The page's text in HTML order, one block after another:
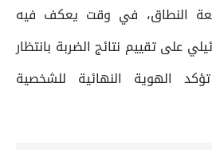
النطاق، في وقت يعكف فيه
على تقييم نتائج الضربة بانتظار
الهوية النهائية للشخصية